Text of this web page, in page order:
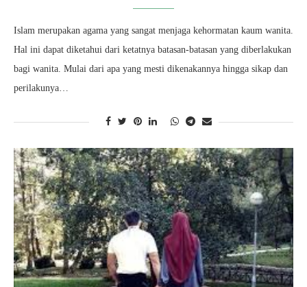
Islam merupakan agama yang sangat menjaga kehormatan kaum wanita.
Hal ini dapat diketahui dari ketatnya batasan-batasan yang diberlakukan
bagi wanita. Mulai dari apa yang mesti dikenakannya hingga sikap dan
perilakunya…